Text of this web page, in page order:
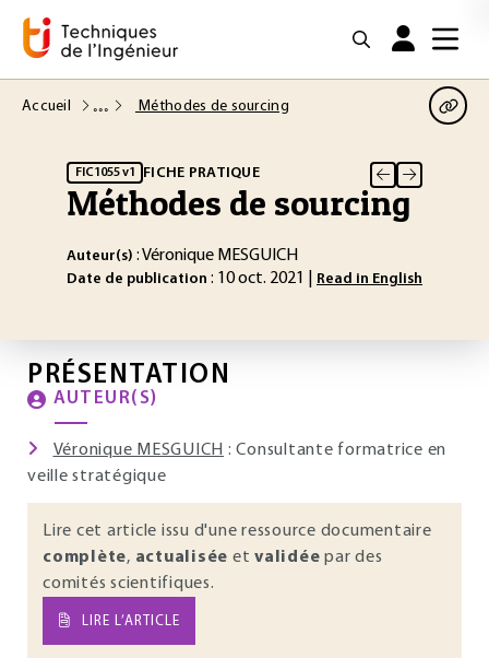
Accueil Méthodes de sourcing
FIC1055 v1 FICHE PRATIQUE
Méthodes de sourcing
Auteur(s) : Véronique MESGUICH
Date de publication : 10 oct. 2021 | Read in English
PRÉSENTATION
AUTEUR(S)
Véronique MESGUICH : Consultante formatrice en
veille stratégique
Lire cet article issu d'une ressource documentaire
complète, actualisée et validée par des
comités scientifiques.
LIRE L’ARTICLE